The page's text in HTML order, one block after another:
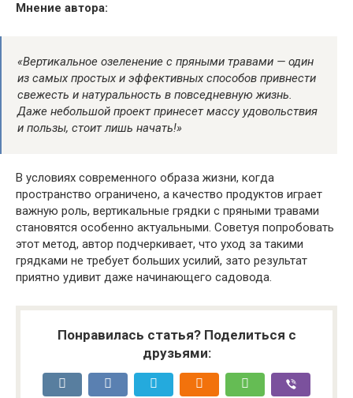
Мнение автора:
«Вертикальное озеленение с пряными травами — один
из самых простых и эффективных способов привнести
свежесть и натуральность в повседневную жизнь.
Даже небольшой проект принесет массу удовольствия
и пользы, стоит лишь начать!»
В условиях современного образа жизни, когда
пространство ограничено, а качество продуктов играет
важную роль, вертикальные грядки с пряными травами
становятся особенно актуальными. Советуя попробовать
этот метод, автор подчеркивает, что уход за такими
грядками не требует больших усилий, зато результат
приятно удивит даже начинающего садовода.
Понравилась статья? Поделиться с
друзьями: